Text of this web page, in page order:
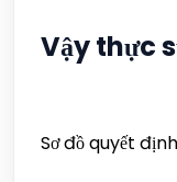
Vậy thực
Sơ đồ quyết